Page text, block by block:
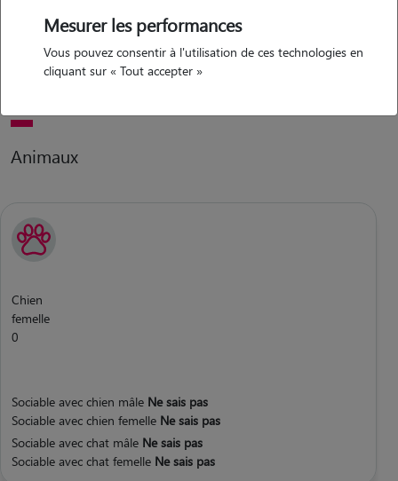
j'ai un chien et je participe à plusieurs événements canins, j'ai effectué
connaissances et un certificat de capacité espèce non domestique, j'ai
Animaux
Chien
femelle
0
Sociable avec chien mâle Ne sais pas
Sociable avec chien femelle Ne sais pas
Sociable avec chat mâle Ne sais pas
Sociable avec chat femelle Ne sais pas
Mesurer les performances
Vous pouvez consentir à l'utilisation de ces technologies en
cliquant sur « Tout accepter »